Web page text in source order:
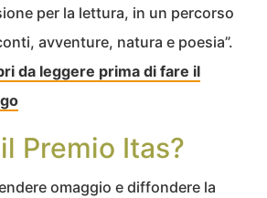
per la lettura, in un percorso
avventure, natura e poesia”.
da leggere prima di fare il
Premio Itas?
omaggio e diffondere la